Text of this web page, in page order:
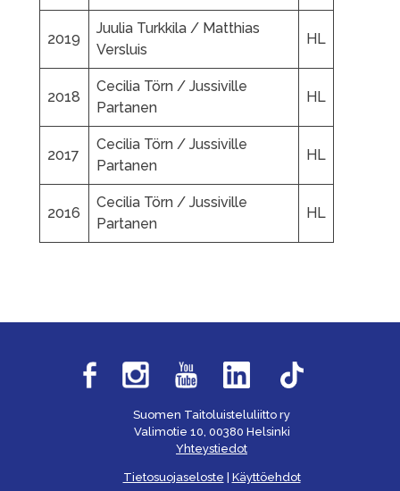
2019
Juulia Turkkila / Matthias
Versluis
HL
2018
Cecilia Törn / Jussiville
Partanen
HL
2017
Cecilia Törn / Jussiville
Partanen
HL
2016
Cecilia Törn / Jussiville
Partanen
HL
Suomen Taitoluisteluliitto ry
Valimotie 10, 00380 Helsinki
Yhteystiedot
Tietosuojaseloste | Käyttöehdot